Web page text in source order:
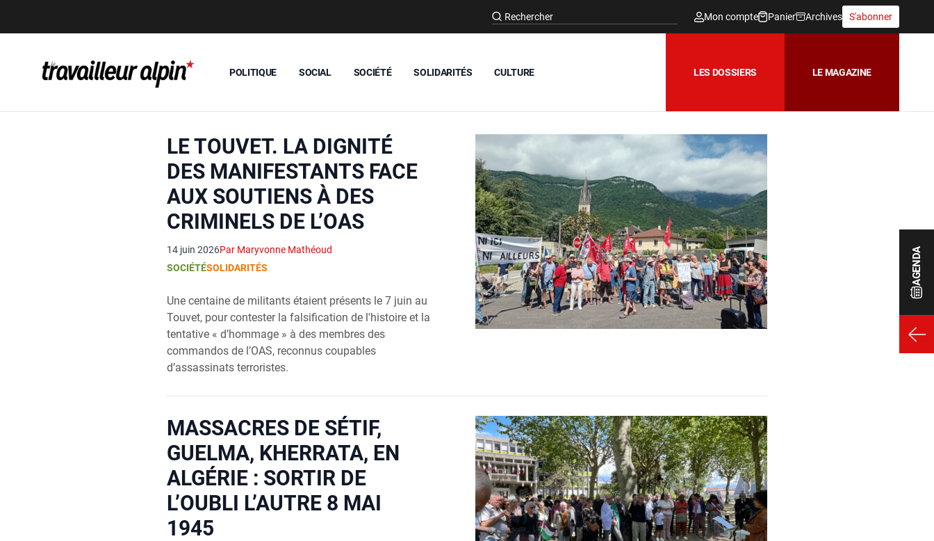
AGENDA
Mon compte Panier Archives S'abonner
POLITIQUE SOCIAL SOCIÉTÉ SOLIDARITÉS CULTURE LES DOSSIERS LE MAGAZINE
LE TOUVET. LA DIGNITÉ
DES MANIFESTANTS FACE
AUX SOUTIENS À DES
CRIMINELS DE L’OAS
14 juin 2026Par Maryvonne Mathéoud
SOCIÉTÉSOLIDARITÉS
Une centaine de militants étaient présents le 7 juin au
Touvet, pour contester la falsification de l'histoire et la
tentative « d’hommage » à des membres des
commandos de l’OAS, reconnus coupables
d’assassinats terroristes.
MASSACRES DE SÉTIF,
GUELMA, KHERRATA, EN
ALGÉRIE : SORTIR DE
L’OUBLI L’AUTRE 8 MAI
1945